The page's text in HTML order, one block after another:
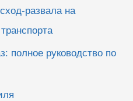
развала на
полное руководство по